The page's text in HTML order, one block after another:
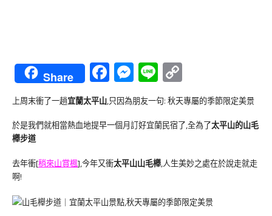
Share Facebook
Messenger
Line
Link
上周末衝了一趟宜蘭太平山 ,只因為朋友一句: 秋天專屬的季節限定美景
於是我們就相當熱血地提早一個月訂好宜蘭民宿了,全為了太平山的山毛
櫸步道
去年衝[稍來山賞楓],今年又衝太平山山毛櫸,人生美妙之處在於說走就走
啊!